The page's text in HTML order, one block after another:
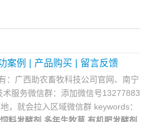
案例 产品购买 留言反馈
：广西助农畜牧科技公司官网、南宁
服务微信群：添加微信号13277883
，就会拉入区域微信群 keywords：